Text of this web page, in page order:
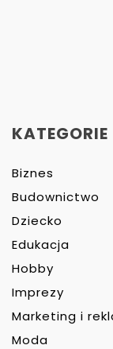
KATEGORIE
Biznes
Budownictwo
Dziecko
Edukacja
Hobby
Imprezy
Marketing i
Moda